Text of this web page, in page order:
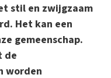
stil en zwijgzaam
Het kan een
gemeenschap.
de
worden